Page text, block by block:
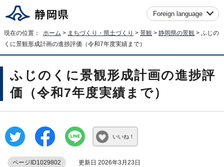
Foreign language
現在の位置： ホーム > まちづくり・県土づくり > 景観 > 静岡県の景観 > ふじの
くに景観形成計画の進捗評価（令和7年度実績まで）
ふじのくに景観形成計画の進捗評
価（令和7年度実績まで）
いいね！
ページID1029802 更新日 2026年3月23日